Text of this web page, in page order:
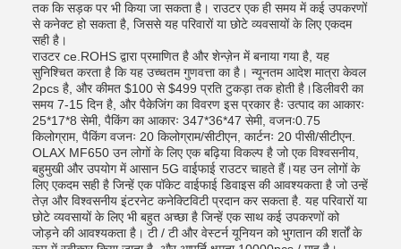
तक कि सड़क पर भी किया जा सकता है। राउटर एक ही समय में कई उपकरणों
से कनेक्ट हो सकता है, जिससे यह परिवारों या छोटे व्यवसायों के लिए एकदम
सही है।
राउटर ce.ROHS द्वारा प्रमाणित है और शेन्ज़ेन में बनाया गया है, यह
सुनिश्चित करता है कि यह उच्चतम गुणवत्ता का है। न्यूनतम आदेश मात्रा केवल
2pcs है, और कीमत $100 से $499 प्रति टुकड़ा तक होती है।डिलीवरी का
समय 7-15 दिन है, और पैकेजिंग का विवरण इस प्रकार हैः उत्पाद का आकारः
25*17*8 सेमी, पैकिंग का आकारः 347*36*47 सेमी, वजनः0.75
किलोग्राम, पैकिंग वजनः 20 किलोग्राम/सीटीएन, कार्टनः 20 पीसी/सीटीएन.
OLAX MF650 उन लोगों के लिए एक बढ़िया विकल्प है जो एक विश्वसनीय,
बहुमुखी और उपयोग में आसान 5G वाईफाई राउटर चाहते हैं।यह उन लोगों के
लिए एकदम सही है जिन्हें एक पॉकेट वाईफाई डिवाइस की आवश्यकता है जो उन्हें
तेज़ और विश्वसनीय इंटरनेट कनेक्टिविटी प्रदान कर सकता है. यह परिवारों या
छोटे व्यवसायों के लिए भी बहुत अच्छा है जिन्हें एक साथ कई उपकरणों को
जोड़ने की आवश्यकता है। टी / टी और वेस्टर्न यूनियन को भुगतान की शर्तों के